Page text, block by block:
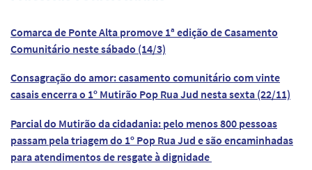
Comarca de Ponte Alta promove 1ª edição de Casamento
Comunitário neste sábado (14/3)
Consagração do amor: casamento comunitário com vinte
casais encerra o 1º Mutirão Pop Rua Jud nesta sexta (22/11)
Parcial do Mutirão da cidadania: pelo menos 800 pessoas
passam pela triagem do 1º Pop Rua Jud e são encaminhadas
para atendimentos de resgate à dignidade